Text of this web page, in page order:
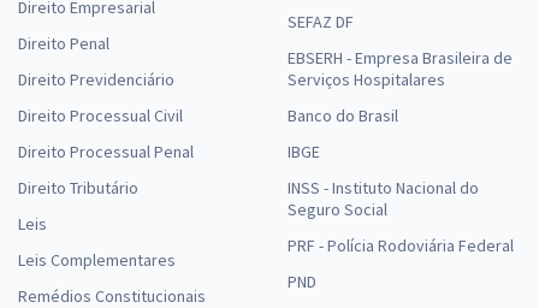
Direito Empresarial
Direito Penal
Direito Previdenciário
Direito Processual Civil
Direito Processual Penal
Direito Tributário
Leis
Leis Complementares
Remédios Constitucionais
SEFAZ DF
EBSERH - Empresa Brasileira de
Serviços Hospitalares
Banco do Brasil
IBGE
INSS - Instituto Nacional do
Seguro Social
PRF - Polícia Rodoviária Federal
PND